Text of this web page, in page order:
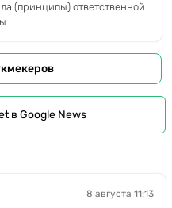
(принципы) ответственной
в Google News
8 августа 11:13